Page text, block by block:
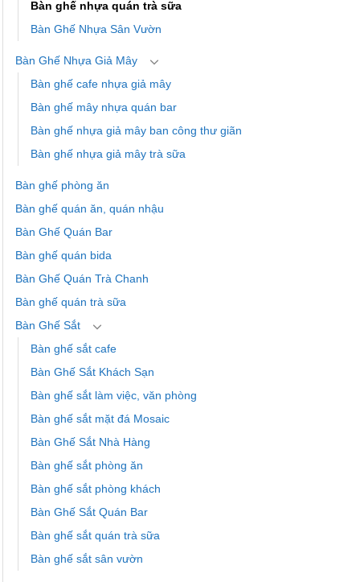
Bàn ghế nhựa quán trà sữa
Bàn Ghế Nhựa Sân Vườn
Bàn Ghế Nhựa Giả Mây
Bàn ghế cafe nhựa giả mây
Bàn ghế mây nhựa quán bar
Bàn ghế nhựa giả mây ban công thư giãn
Bàn ghế nhựa giả mây trà sữa
Bàn ghế phòng ăn
Bàn ghế quán ăn, quán nhậu
Bàn Ghế Quán Bar
Bàn ghế quán bida
Bàn Ghế Quán Trà Chanh
Bàn ghế quán trà sữa
Bàn Ghế Sắt
Bàn ghế sắt cafe
Bàn Ghế Sắt Khách Sạn
Bàn ghế sắt làm việc, văn phòng
Bàn ghế sắt mặt đá Mosaic
Bàn Ghế Sắt Nhà Hàng
Bàn ghế sắt phòng ăn
Bàn ghế sắt phòng khách
Bàn Ghế Sắt Quán Bar
Bàn ghế sắt quán trà sữa
Bàn ghế sắt sân vườn